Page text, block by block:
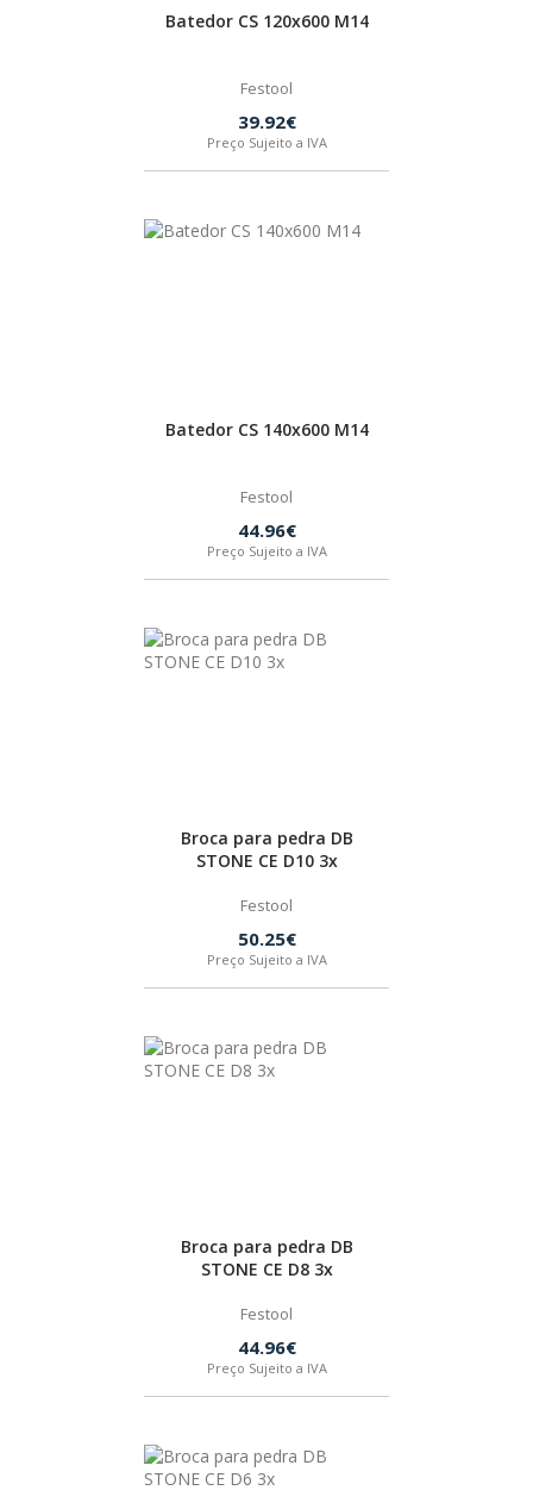
Batedor CS 120x600 M14
Festool
39.92€
Preço Sujeito a IVA
Batedor CS 140x600 M14
Festool
44.96€
Preço Sujeito a IVA
Broca para pedra DB
STONE CE D10 3x
Festool
50.25€
Preço Sujeito a IVA
Broca para pedra DB
STONE CE D8 3x
Festool
44.96€
Preço Sujeito a IVA